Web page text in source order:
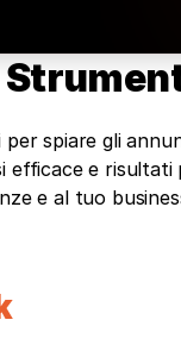
spiare gli
efficace e
e al tuo